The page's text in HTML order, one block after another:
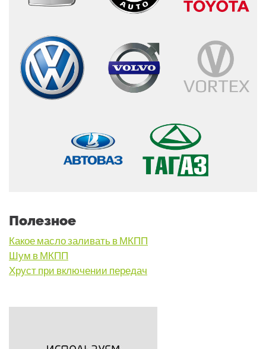
Полезное
Какое масло заливать в МКПП
Шум в МКПП
Хруст при включении передач